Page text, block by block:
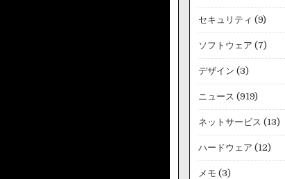
セキュリティ (9)
ソフトウェア (7)
デザイン (3)
ニュース (919)
ネットサービス (13)
ハードウェア (12)
メモ (3)